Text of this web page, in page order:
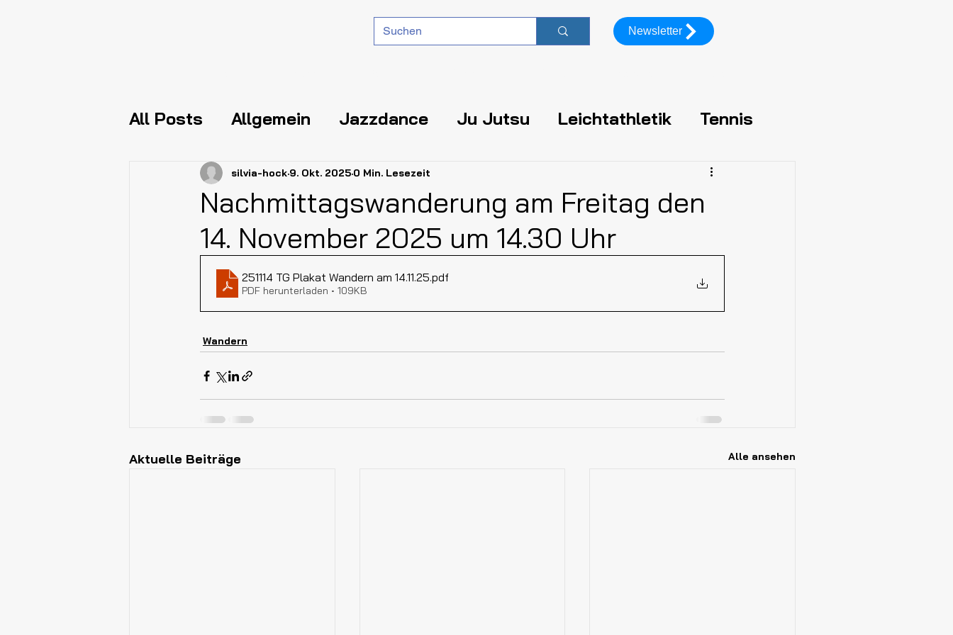
Newsletter
All Posts Allgemein Jazzdance Ju Jutsu Leichtathletik Tennis
Veranstaltungen Information Wandern
Aufruf Tai Chi Turnen
Nachmittagswanderung am Freitag den
14. November 2025 um 14.30 Uhr
silvia-hock 9. Okt. 2025 0 Min. Lesezeit
251114 TG Plakat Wandern am 14.11.25.pdf
PDF herunterladen • 109KB
Wandern
Aktuelle Beiträge Alle ansehen